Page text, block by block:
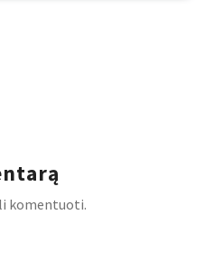
komentuoti.